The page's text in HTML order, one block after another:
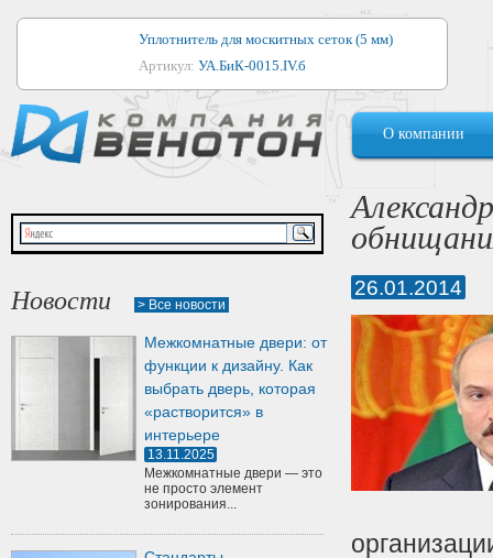
Уплотнитель для москитных сеток (5 мм)
Артикул: УА.БиК-0015.IV.б
Уплотнитель для алюминиевых окон
Артикул:1044
Уплотнитель для деревянных окон
Артикул:УМ.БиК-0062.IV.б
Уплотнитель лоджиевый для (4, 5, 6 мм)
Уплотнитель для деревянных дверей
Артикул:
О компании
Новости > Все новости
Межкомнатные двери: от
функции к дизайну. Как
выбрать дверь, которая
«растворится» в
интерьере
13.11.2025
Межкомнатные двери — это
не просто элемент
зонирования...
26.01.2014